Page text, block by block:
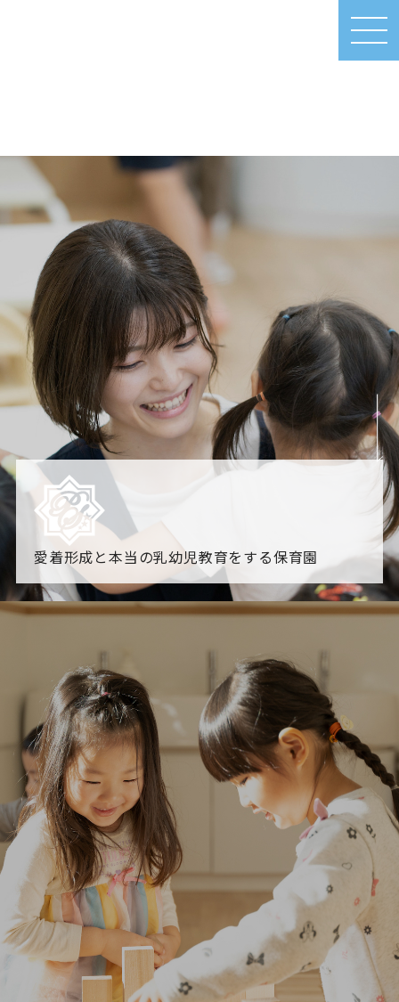
MEN
U
愛着形成と本当の乳幼児教育をする保育園
園からのお知らせ
「すくすく子育て」でリトルスター保育園が紹介されま
各園のブログ
2026.08.06 赤しそジュース作り～にじ組～2026.08.0
5 【そら組】誕生会
一覧を見る